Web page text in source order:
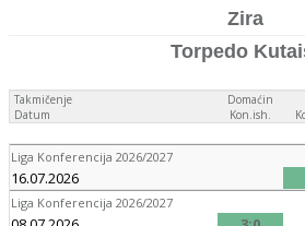
Zira
Torpedo
Takmičenje
Domaćin
Kon.ish.
Datum
Liga Konferencija 2026/2027
16.07.2026
Liga Konferencija 2026/2027